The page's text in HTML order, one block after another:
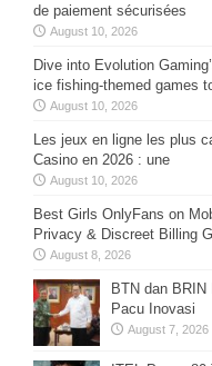
de paiement sécurisées
August 10, 2026
Dive into Evolution
ice fishing-themed games
August 10, 2026
Les jeux en ligne les plus
Casino en 2026 : une
August 10, 2026
Best Girls OnlyFans on
Privacy & Discreet Billing
August 8, 2026
BTN dan BRIN
Pacu Inovasi
August 7, 2026